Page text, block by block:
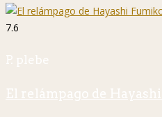
7.6
P. plebe
El relámpago de